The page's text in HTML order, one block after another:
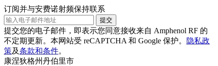
订阅并与安费诺射频保持联系
提交
提交您的电子邮件，即表示您同意接收来自 Amphenol RF 的
不定期更新。本网站受 reCAPTCHA 和 Google 保护。
隐私政
策及条款和条件。
康涅狄格州丹伯里市